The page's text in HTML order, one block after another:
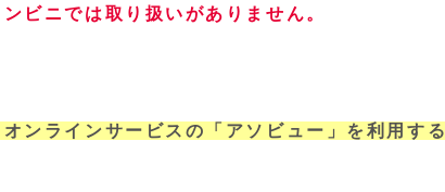
ビニでは取り扱いがありません。
ンラインサービスの「アソビュー」を利用する